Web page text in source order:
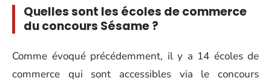
Quelles sont les écoles de commerce
du concours Sésame ?
Comme évoqué précédemment, il y a 14 écoles de
commerce qui sont accessibles via le concours